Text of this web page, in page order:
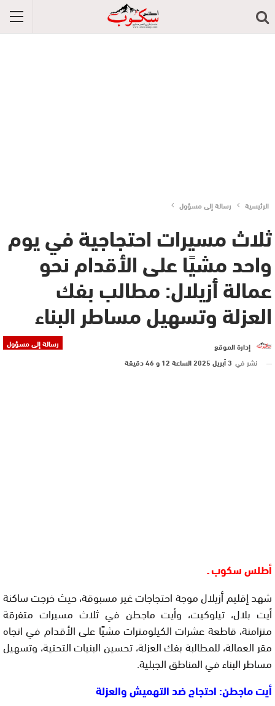
الرئيسية رسالة إلى مسؤول
ثلاث مسيرات احتجاجية في يوم
واحد مشيًا على الأقدام نحو
عمالة أزيلال: مطالب بفك
العزلة وتسهيل مساطر البناء
رسالة إلى مسؤول
إدارة الموقع
نشر في 3 أبريل 2025 الساعة 12 و 46 دقيقة
أطلس سكوب ـ
شهد إقليم أزيلال موجة احتجاجات غير مسبوقة، حيث خرجت ساكنة
أيت بلال، تيلوكيت، وأيت ماجطن في ثلاث مسيرات متفرقة
متزامنة، قاطعة عشرات الكيلومترات مشيًا على الأقدام في اتجاه
مقر العمالة، للمطالبة بفك العزلة، تحسين البنيات التحتية، وتسهيل
مساطر البناء في المناطق الجبلية.
أيت ماجطن: احتجاج ضد التهميش والعزلة